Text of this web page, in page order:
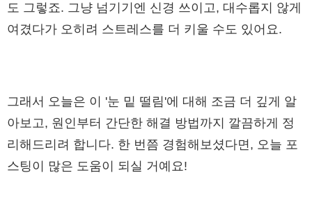
도 그렇죠. 그냥 넘기기엔 신경 쓰이고, 대수롭지 않게
여겼다가 오히려 스트레스를 더 키울 수도 있어요.
그래서 오늘은 이 '눈 밑 떨림'에 대해 조금 더 깊게 알
아보고, 원인부터 간단한 해결 방법까지 깔끔하게 정
리해드리려 합니다. 한 번쯤 경험해보셨다면, 오늘 포
스팅이 많은 도움이 되실 거예요!